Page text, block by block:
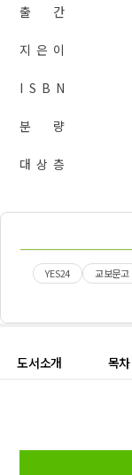
출 간
지 은 이
I S B N
분 량
대 상 층
YES24 교보문고
도서소개 목차